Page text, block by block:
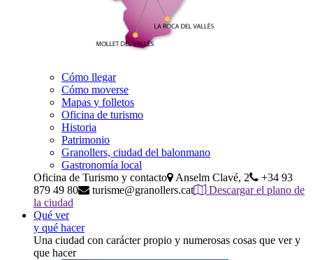
Cómo llegar
Cómo moverse
Mapas y folletos
Oficina de turismo
Historia
Patrimonio
Granollers, ciudad del balonmano
Gastronomía local
Oficina de Turismo y contacto
Anselm Clavé, 2
+34 93
879 49 80
turisme@granollers.cat
Descargar el plano de
la ciudad
Qué ver
y qué hacer
Una ciudad con carácter propio y numerosas cosas que ver y
que hacer